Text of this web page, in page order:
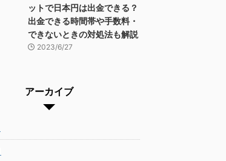
ットで日本円は出金できる？
出金できる時間帯や手数料・
できないときの対処法も解説
2023/6/27
アーカイブ